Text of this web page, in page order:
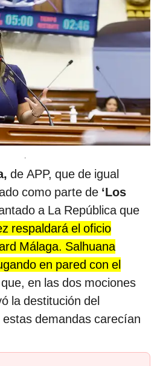
.
de APP, que de igual
como parte de ‘Los
a La República que
respaldará el oficio
Málaga. Salhuana
en pared con el
en las dos mociones
la destitución del
demandas carecían